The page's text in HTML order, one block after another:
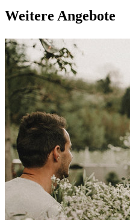
Weitere Angebote